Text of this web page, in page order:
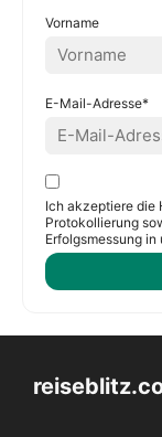
Vorname
E-Mail-Adresse*
Ich akzeptiere die
Protokollierung
Erfolgsmessung in